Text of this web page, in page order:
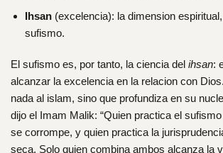
Ihsan(excelencia): la dimension espiritual,
sufismo.
El sufismo es, por tanto, la ciencia del ihsan:
alcanzar la excelencia en la relacion con
nada al islam, sino que profundiza en su
dijo el Imam Malik: “Quien practica el
se corrompe, y quien practica la
seca. Solo quien combina ambos alcanza la